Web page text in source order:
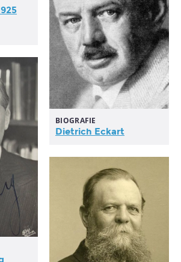
BIOGRAFIE
Dietrich Eckart